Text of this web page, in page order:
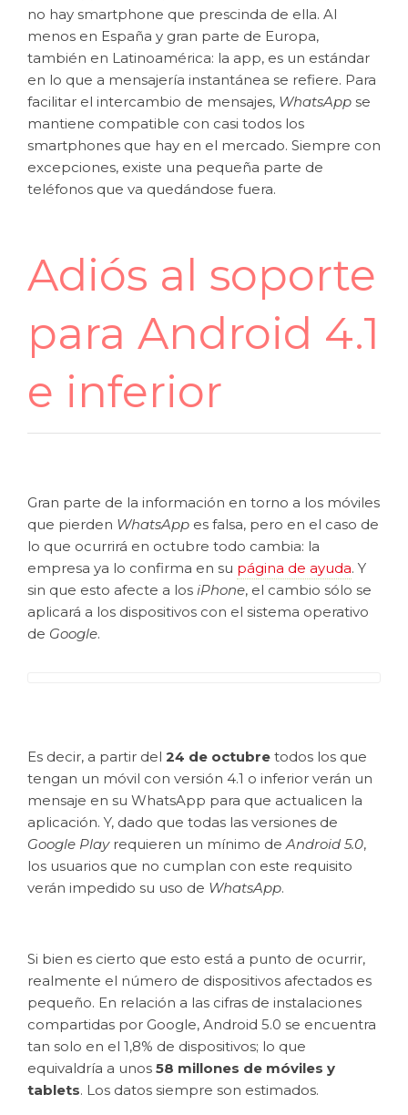
no hay smartphone que prescinda de ella. Al
menos en España y gran parte de Europa,
también en Latinoamérica: la app, es un estándar
en lo que a mensajería instantánea se refiere. Para
facilitar el intercambio de mensajes, WhatsApp se
mantiene compatible con casi todos los
smartphones que hay en el mercado. Siempre con
excepciones, existe una pequeña parte de
teléfonos que va quedándose fuera.
Adiós al soporte
para Android 4.1
e inferior
Gran parte de la información en torno a los móviles
que pierden WhatsApp es falsa, pero en el caso de
lo que ocurrirá en octubre todo cambia: la
empresa ya lo confirma en su página de ayuda. Y
sin que esto afecte a los iPhone, el cambio sólo se
aplicará a los dispositivos con el sistema operativo
de Google.
Es decir, a partir del 24 de octubre todos los que
tengan un móvil con versión 4.1 o inferior verán un
mensaje en su WhatsApp para que actualicen la
aplicación. Y, dado que todas las versiones de
Google Playrequieren un mínimo deAndroid 5.0,
los usuarios que no cumplan con este requisito
verán impedido su uso de WhatsApp.
Si bien es cierto que esto está a punto de ocurrir,
realmente el número de dispositivos afectados es
pequeño. En relación a las cifras de instalaciones
compartidas por Google, Android 5.0 se encuentra
tan solo en el 1,8% de dispositivos; lo que
equivaldría a unos 58 millones de móviles y
tablets. Los datos siempre son estimados.